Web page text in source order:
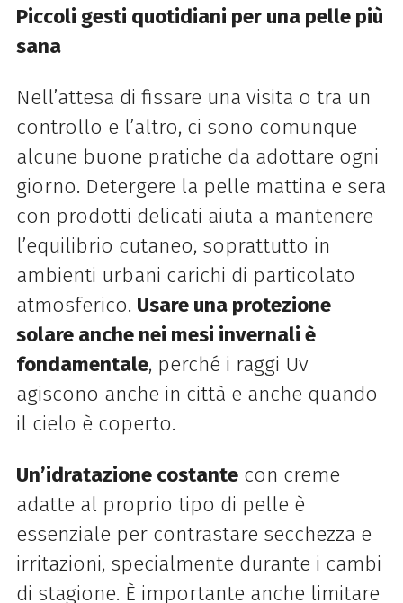
Piccoli gesti quotidiani per una pelle più
sana
Nell’attesa di fissare una visita o tra un
controllo e l’altro, ci sono comunque
alcune buone pratiche da adottare ogni
giorno. Detergere la pelle mattina e sera
con prodotti delicati aiuta a mantenere
l’equilibrio cutaneo, soprattutto in
ambienti urbani carichi di particolato
atmosferico. Usare una protezione
solare anche nei mesi invernali è
fondamentale, perché i raggi Uv
agiscono anche in città e anche quando
il cielo è coperto.
Un’idratazione costantecon creme
adatte al proprio tipo di pelle è
essenziale per contrastare secchezza e
irritazioni, specialmente durante i cambi
di stagione. È importante anche limitare